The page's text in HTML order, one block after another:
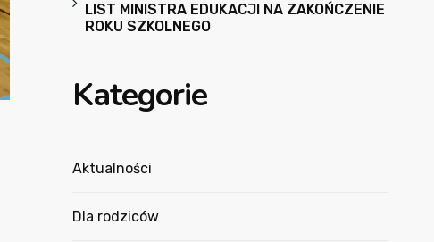
LIST MINISTRA EDUKACJI NA ZAKOŃCZENIE
ROKU SZKOLNEGO
Kategorie
Aktualności
Dla rodziców